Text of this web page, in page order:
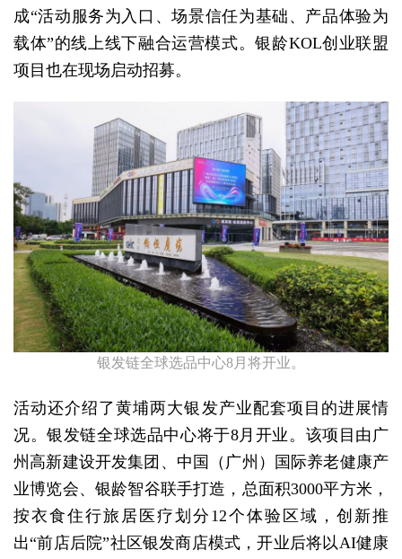
成“活动服务为入口、场景信任为基础、产品体验为
载体”的线上线下融合运营模式。银龄KOL创业联盟
项目也在现场启动招募。
银发链全球选品中心8月将开业。
活动还介绍了黄埔两大银发产业配套项目的进展情
况。银发链全球选品中心将于8月开业。该项目由广
州高新建设开发集团、中国（广州）国际养老健康产
业博览会、银龄智谷联手打造，总面积3000平方米，
按衣食住行旅居医疗划分12个体验区域，创新推
出“前店后院”社区银发商店模式，开业后将以AI健康